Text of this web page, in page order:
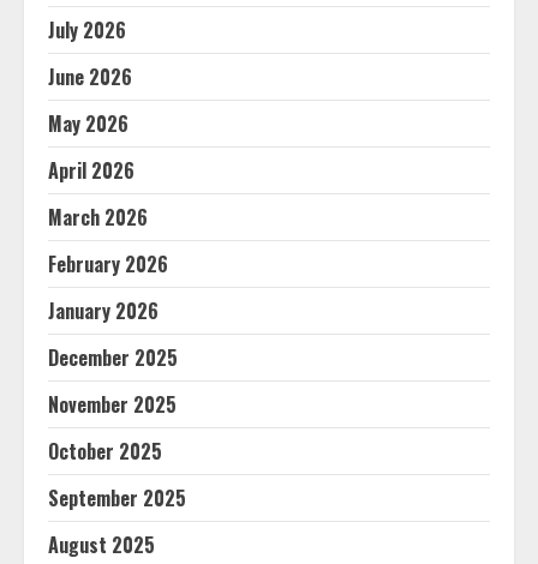
July 2026
June 2026
May 2026
April 2026
March 2026
February 2026
January 2026
December 2025
November 2025
October 2025
September 2025
August 2025